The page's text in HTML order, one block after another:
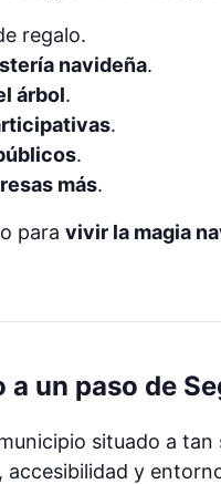
regalo.
navideña.
árbol.
.
.
más.
para vivir la magia
un paso de
situado a tan
accesibilidad y